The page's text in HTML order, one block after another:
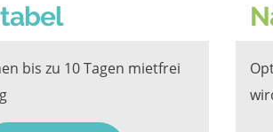
bis zu 10 Tagen mietfrei